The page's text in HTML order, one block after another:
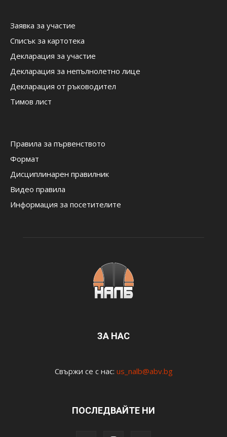
Заявка за участие
Списък за картотека
Декларация за участие
Декларация за непълнолетно лице
Декларация от ръководител
Тимов лист
Правила за първенството
Формат
Дисциплинарен правилник
Видео правила
Информация за посетителите
ЗА НАС
Свържи се с нас: us_nalb@abv.bg
ПОСЛЕДВАЙТЕ НИ